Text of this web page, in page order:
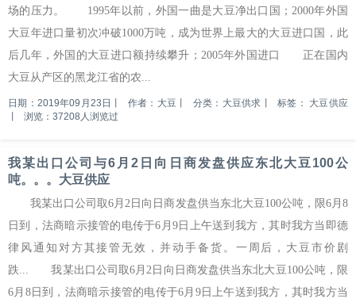
场的压力。 1995年以前，外国一曲是大豆净出口国；2000年外国
大豆年进口量初次冲破1000万吨，成为世界上最大的大豆进口国，此
后几年，外国的大豆进口额持续攀升；2005年外国进口 正在国内
大豆从产区的黑龙江省的农...
日期：2019年09月23日 作者：大豆 分类：大豆供求 标签： 大豆供应
浏览：37208人浏览过
我某出口公司与6月2日向日商发盘供应东北大豆100公
吨。。。大豆供应
我某出口公司取6月2日向日商发盘供当东北大豆100公吨，限6月8
日到，法商暗示接管的电传于6月9日上午送到我方，其时我方当即德
律风通知对方其接管无效，并动手备货。一周后，大豆市价剧
跌... 我某出口公司取6月2日向日商发盘供当东北大豆100公吨，限
6月8日到，法商暗示接管的电传于6月9日上午送到我方，其时我方当